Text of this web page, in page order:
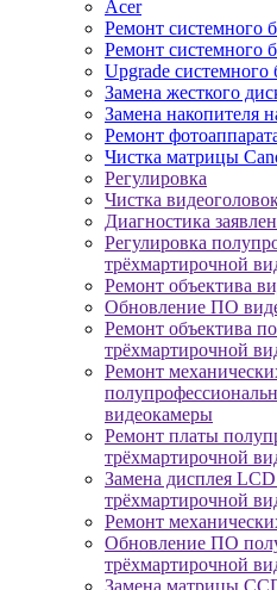
Acer
Ремонт системного
Ремонт системного
Upgrade системного
Замена жесткого
Замена накопителя
Ремонт
Чистка матрицы
Регулировка
Чистка
Диагностика
Регулировка
трёхмартирочной
Ремонт объектива
Обновление ПО
Ремонт объектива
трёхмартирочной
Ремонт
видеокамеры
Ремонт платы
трёхмартирочной
Замена дисплея
трёхмартирочной
Ремонт
Обновление ПО
трёхмартирочной
Замена матрицы